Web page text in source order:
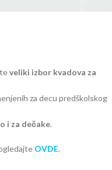
veliki izbor kvadova za
za decu predškolskog
i za dečake.
OVDE.